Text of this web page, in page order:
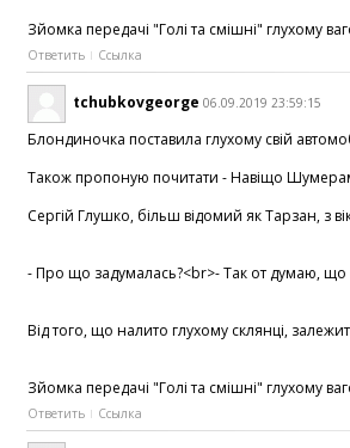
Зйомка передачі "Голі та смішні" глухому
Ответить Ссылка
tchubkovgeorge 06.09.2019 23:59:15
Блондиночка поставила глухому свій
Також пропоную почитати - Навіщо Шумерам
Сергій Глушко, більш відомий як Тарзан, з
- Про що задумалась?<br>- Так от думаю, що
Від того, що налито глухому склянці,
Зйомка передачі "Голі та смішні" глухому
Ответить Ссылка